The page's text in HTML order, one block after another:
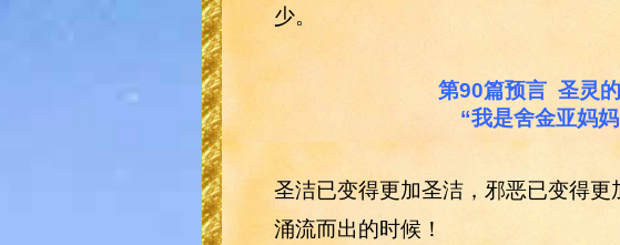
少。
第90篇预言 圣灵
“我是舍金亚妈
圣洁已变得更加圣洁，邪恶已变得
涌流而出的时候！